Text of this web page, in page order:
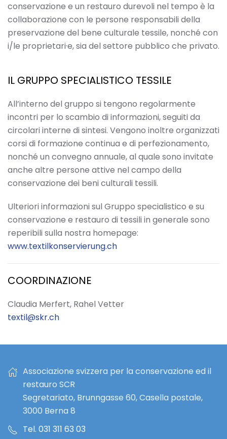
conservazione e un restauro durevoli nel tempo è la
collaborazione con le persone responsabili della
preservazione del bene culturale tessile, nonché con
i/le proprietari·e, sia del settore pubblico che privato.
IL GRUPPO SPECIALISTICO TESSILE
All’interno del gruppo si tengono regolarmente
incontri per lo scambio di informazioni, seguiti da
circolari interne di sintesi. Vengono inoltre organizzati
corsi di formazione continua e di perfezionamento,
nonché un convegno annuale, al quale sono invitate
anche altre persone attive nel campo della
conservazione dei beni culturali tessili.
Ulteriori informazioni sul Gruppo specialistico e su
conservazione e restauro di tessili in generale sono
reperibili sulla nostra homepage:
www.textilkonservierung.ch
COORDINAZIONE
Claudia Merfert, Rahel Vetter
textil@skr.ch
Associazione svizzera per la conservazione ed il
restauro SCR
Segretariato, Brunngasse 60, Casella postale,
3000 Berna 8
Tel. 031 311 63 03